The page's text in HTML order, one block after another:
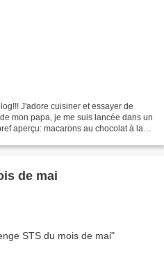
J'adore cuisiner et essayer de
mon papa, je me suis lancée dans un
aperçu: macarons au chocolat à la
de mai